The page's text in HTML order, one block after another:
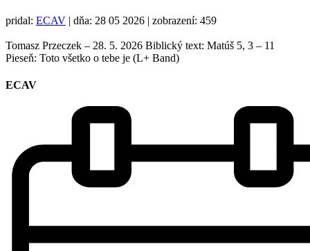
pridal: ECAV | dňa: 28 05 2026 | zobrazení: 459
Tomasz Przeczek – 28. 5. 2026 Biblický text: Matúš 5, 3 – 11
Pieseň: Toto všetko o tebe je (L+ Band)
ECAV